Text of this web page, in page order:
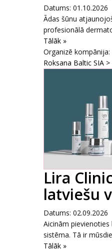
Datums: 01.10.2026
Ādas šūnu
profesionālā
Tālāk »
Organizē kompānija:
Roksana Baltic SIA
Lira
latviešu
Datums: 02.09.2026
Aicinām
sistēma. Tā ir
Tālāk »